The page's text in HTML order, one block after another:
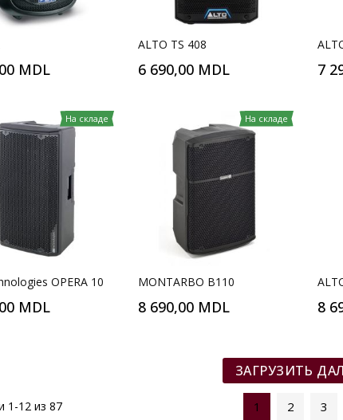
MDL
ALTO TS 408
6 690,00 MDL 7
На складе
OPERA 10
MDL
На складе
MONTARBO B110
8 690,00 MDL 8
ЗАГРУЗИТЬ
1 -12 из 87 1 2 3